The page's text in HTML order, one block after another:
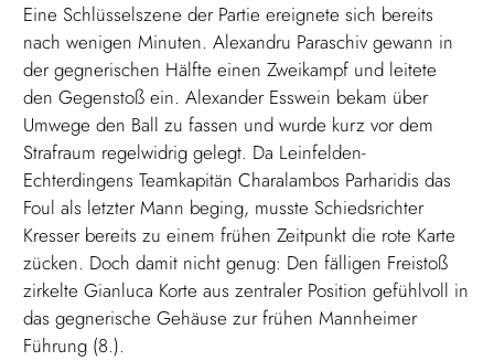
Eine Schlüsselszene der Partie ereignete sich bereits
nach wenigen Minuten. Alexandru Paraschiv gewann in
der gegnerischen Hälfte einen Zweikampf und leitete
den Gegenstoß ein. Alexander Esswein bekam über
Umwege den Ball zu fassen und wurde kurz vor dem
Strafraum regelwidrig gelegt. Da Leinfelden-
Echterdingens Teamkapitän Charalambos Parharidis das
Foul als letzter Mann beging, musste Schiedsrichter
Kresser bereits zu einem frühen Zeitpunkt die rote Karte
zücken. Doch damit nicht genug: Den fälligen Freistoß
zirkelte Gianluca Korte aus zentraler Position gefühlvoll in
das gegnerische Gehäuse zur frühen Mannheimer
Führung (8.).